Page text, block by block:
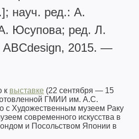
науч. ред.: А.
Юсупова; ред. Л.
2015. —
к выставке (22 сентября — 15
ГМИИ им. А.С.
с Художественным музеем Раку
современного искусства в
и Посольством Японии в